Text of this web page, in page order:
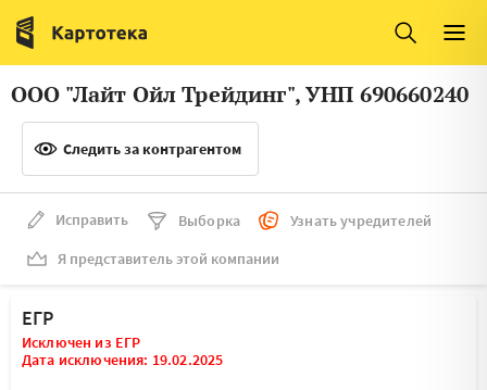
Италия
Люксембург
Литва
Нидерланды
ООО "Лайт Ойл Трейдинг", УНП 690660240
Следить за контрагентом
Исправить Выборка
Узнать учредителей
Я представитель этой компании
ЕГР
Исключен из ЕГР
Дата исключения: 19.02.2025